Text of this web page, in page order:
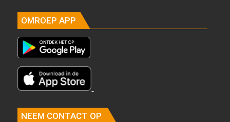
OMROEP APP
NEEM CONTACT OP